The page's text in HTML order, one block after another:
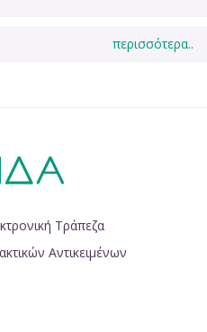
περισσότερα..
Τράπεζα
Αντικειμένων